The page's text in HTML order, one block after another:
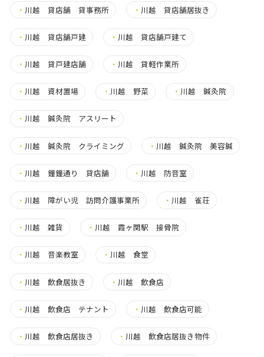
・ 川越 貸店舗 貸事務所 ・ 川越 貸店舗居抜き
・ 川越 貸店舗戸建 ・ 川越 貸店舗戸建て
・ 川越 貸戸建店舗 ・ 川越 貸軽作業所
・ 川越 資材置場 ・ 川越 野菜 ・ 川越 鍼灸院
・ 川越 鍼灸院 アスリート
・ 川越 鍼灸院 クライミング ・ 川越 鍼灸院 美容鍼
・ 川越 鐘鐘通り 貸店舗 ・ 川越 防音室
・ 川越 障がい児 訪問介護事業所 ・ 川越 雀荘
・ 川越 雑貨 ・ 川越 霞ヶ関駅 接骨院
・ 川越 音楽教室 ・ 川越 食堂
・ 川越 飲食居抜き ・ 川越 飲食店
・ 川越 飲食店 テナント ・ 川越 飲食店可能
・ 川越 飲食店居抜き ・ 川越 飲食店居抜き物件